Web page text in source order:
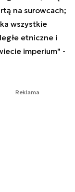
na surowcach;
wszystkie
etniczne i
imperium" -
Reklama